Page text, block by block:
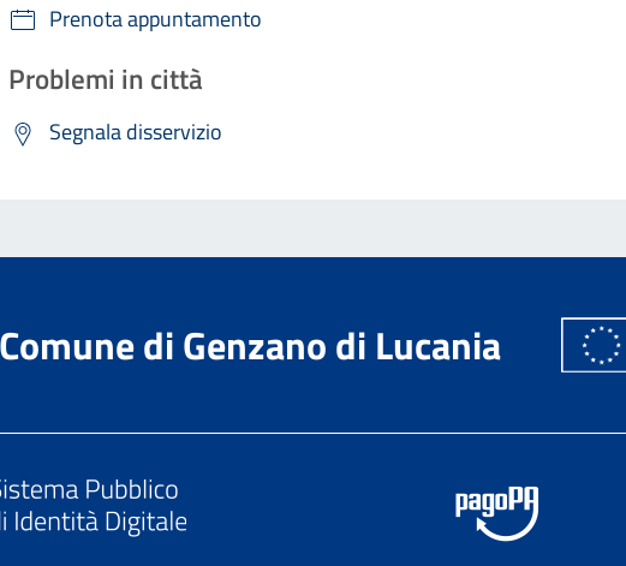
Prenota appuntamento
Problemi in città
Segnala disservizio
Comune di Genzano di Lucania